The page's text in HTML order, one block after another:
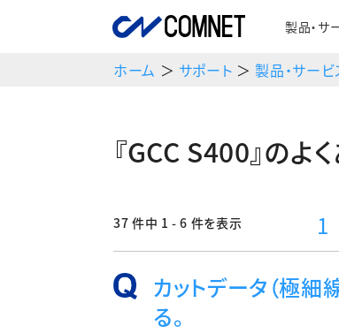
製品・サ
ホーム ＞ サポート ＞ 製品・サービ
『GCC S400』のよ
37 件中 1 - 6 件を表示 1
カットデータ（極
る。